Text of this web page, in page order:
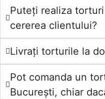
Puteți realiza
cererea clientului?
Livrați torturile la
Pot comanda un
București, chiar